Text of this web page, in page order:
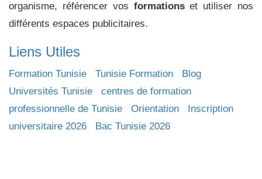
organisme, référencer vos formationset utiliser nos
différents espaces publicitaires.
Liens Utiles
Formation Tunisie Tunisie Formation
Blog
Universités Tunisie
centres de formation
professionnelle de Tunisie
Orientation
Inscription
universitaire 2026
Bac Tunisie 2026